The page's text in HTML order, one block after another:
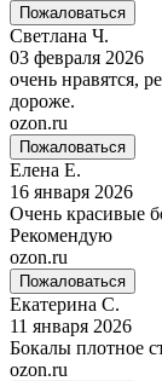
Пожаловаться
Светлана Ч.
03 февраля 2026
очень нравятся,
дороже.
ozon.ru
Пожаловаться
Елена Е.
16 января 2026
Очень красивые
Рекомендую
ozon.ru
Пожаловаться
Екатерина С.
11 января 2026
Бокалы плотное
ozon.ru